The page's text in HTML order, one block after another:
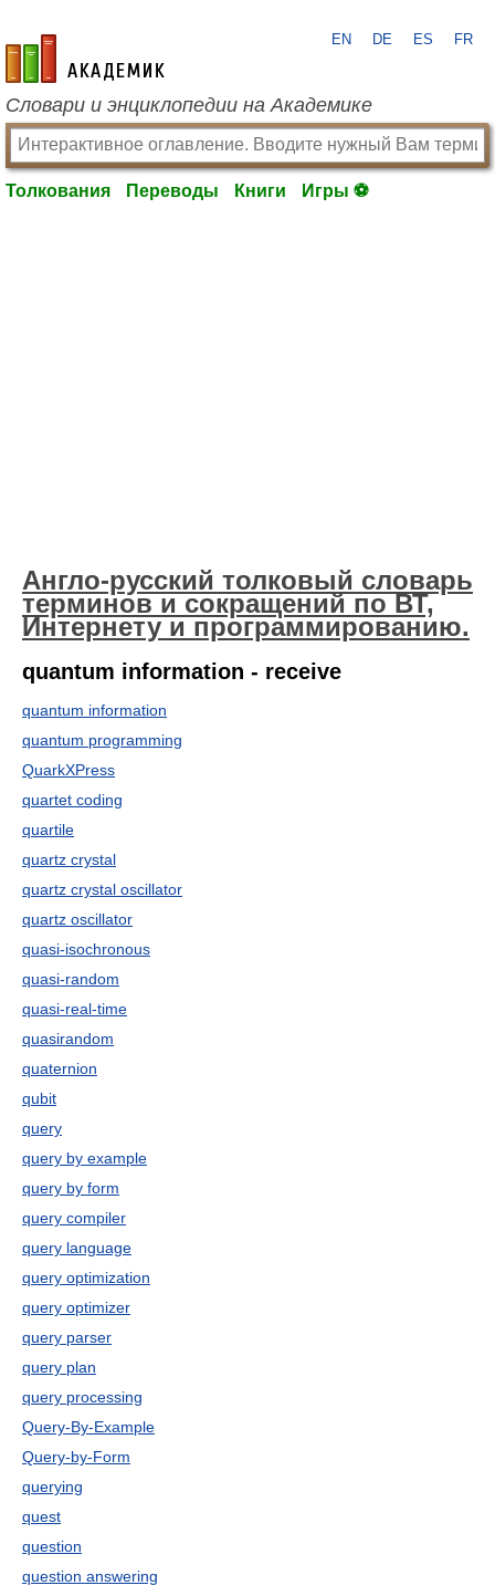
academic.ru
EN DE ES FR
Словари и энциклопедии на Академике
Толкования Переводы Книги Игры ⚽
Англо-русский толковый словарь
терминов и сокращений по ВТ,
Интернету и программированию.
quantum information - receive
quantum information
quantum programming
QuarkXPress
quartet coding
quartile
quartz crystal
quartz crystal oscillator
quartz oscillator
quasi-isochronous
quasi-random
quasi-real-time
quasirandom
quaternion
qubit
query
query by example
query by form
query compiler
query language
query optimization
query optimizer
query parser
query plan
query processing
Query-By-Example
Query-by-Form
querying
quest
question
question answering